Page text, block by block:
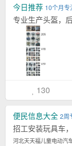
今日推荐 10个月专
专业生产头盔，
130
便民信息大全 2周